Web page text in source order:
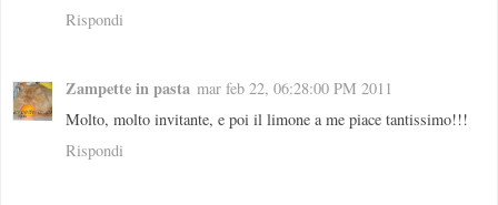
Rispondi
Zampette in pasta mar feb 22, 06:28:00 PM 2011
Molto, molto invitante, e poi il limone a me piace tantissimo!!!
Rispondi